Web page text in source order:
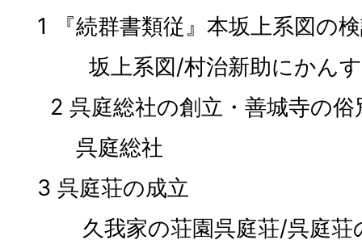
1 『続群書類従』本坂上系図の
坂上系図/村治新助にかんす
2 呉庭総社の創立・善城寺の俗
呉庭総社
3 呉庭荘の成立
久我家の荘園呉庭荘/呉庭荘